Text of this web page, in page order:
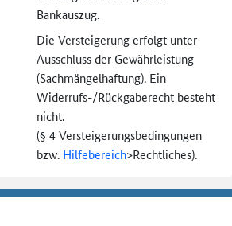
Bankauszug.
Die Versteigerung erfolgt unter
Ausschluss der Gewährleistung
(Sachmängel­haftung). Ein
Widerrufs-/Rückgaberecht besteht
nicht.
(§ 4 Versteigerungs­bedingungen
bzw. Hilfebereich>Rechtliches).